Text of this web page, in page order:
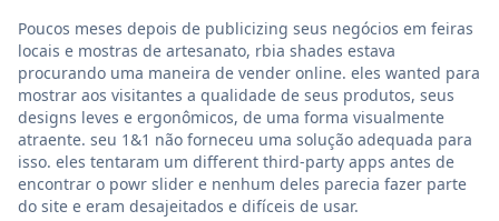
Poucos meses depois de publicizing seus negócios em feiras
locais e mostras de artesanato, rbia shades estava
procurando uma maneira de vender online. eles wanted para
mostrar aos visitantes a qualidade de seus produtos, seus
designs leves e ergonômicos, de uma forma visualmente
atraente. seu 1&1 não forneceu uma solução adequada para
isso. eles tentaram um different third-party apps antes de
encontrar o powr slider e nenhum deles parecia fazer parte
do site e eram desajeitados e difíceis de usar.